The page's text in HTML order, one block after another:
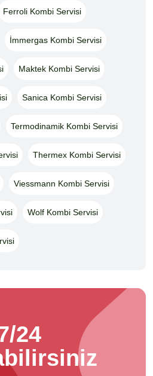
Ferroli Kombi Servisi
İmmergas Kombi Servisi
Maktek Kombi Servisi
Sanica Kombi Servisi
Termodinamik Kombi Servisi
Thermex Kombi Servisi
Viessmann Kombi Servisi
Wolf Kombi Servisi
24